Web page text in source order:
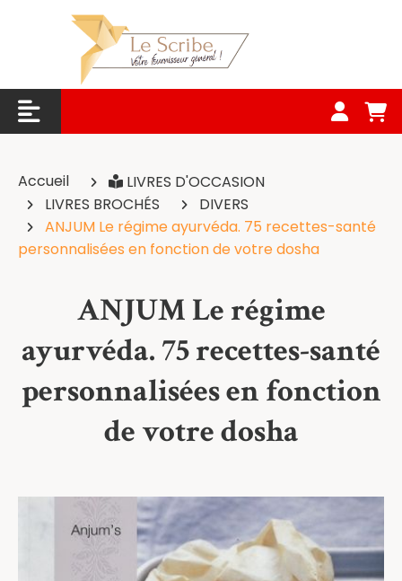
Accueil
LIVRES D'OCCASION
LIVRES BROCHÉS
DIVERS
ANJUM Le régime ayurvéda. 75 recettes-santé
personnalisées en fonction de votre dosha
ANJUM Le régime
ayurvéda. 75 recettes-santé
personnalisées en fonction
de votre dosha